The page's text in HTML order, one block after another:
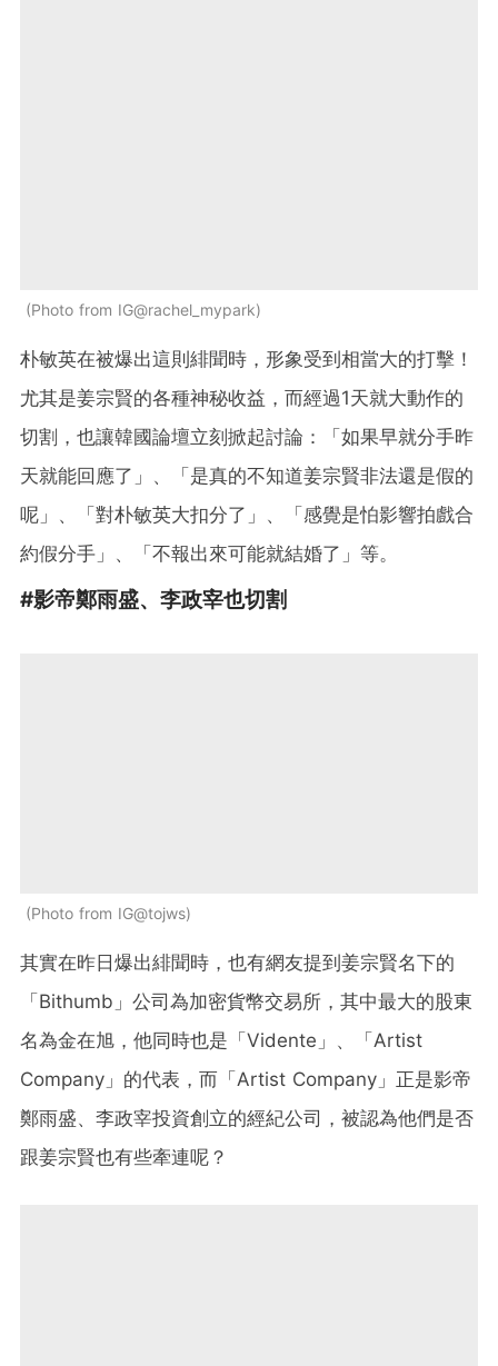
Photo from IG@rachel_mypark
朴敏英在被爆出這則緋聞時，形象受到相當大的打擊！
尤其是姜宗賢的各種神秘收益，而經過1天就大動作的
切割，也讓韓國論壇立刻掀起討論：「如果早就分手昨
天就能回應了」、「是真的不知道姜宗賢非法還是假的
呢」、「對朴敏英大扣分了」、「感覺是怕影響拍戲合
約假分手」、「不報出來可能就結婚了」等。
#影帝鄭雨盛、李政宰也切割
Photo from IG@tojws
其實在昨日爆出緋聞時，也有網友提到姜宗賢名下的
「Bithumb」公司為加密貨幣交易所，其中最大的股東
名為金在旭，他同時也是「Vidente」、「Artist
Company」的代表，而「Artist Company」正是影帝
鄭雨盛、李政宰投資創立的經紀公司，被認為他們是否
跟姜宗賢也有些牽連呢？